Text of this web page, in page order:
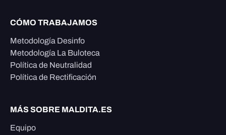
CÓMO TRABAJAMOS
Metodología Desinfo
Metodología La Buloteca
Política de Neutralidad
Política de Rectificación
MÁS SOBRE MALDITA.ES
Equipo